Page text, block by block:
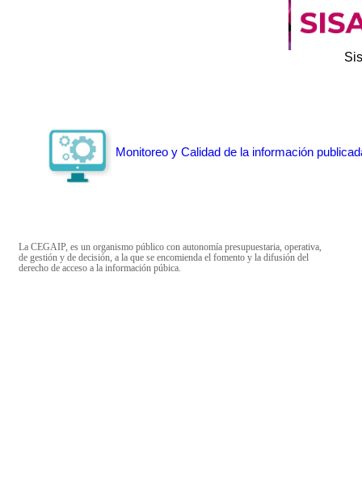
Monitoreo y Calidad de la información
La CEGAIP, es un organismo público con autonomía presupuestaria, operativa,
de gestión y de decisión, a la que se encomienda el fomento y la difusión del
derecho de acceso a la información púbica.